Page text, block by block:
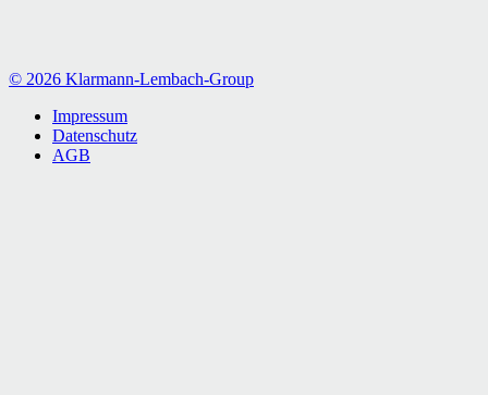
© 2026 Klarmann-Lembach-Group
Impressum
Datenschutz
AGB